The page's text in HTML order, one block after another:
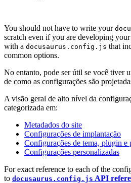
You should not have to write your
scratch even if you are developing
with a docusaurus.config.js that
common options.
No entanto, pode ser útil se você tiver
de como as configurações são
A visão geral de alto nível da
categorizada em:
Metadados do site
Configurações de implantação
Configurações de tema, plugin e
Configurações personalizadas
For exact reference to each of the
to docusaurus.config.js API